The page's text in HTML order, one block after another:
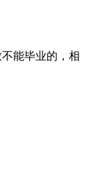
能毕业的，相